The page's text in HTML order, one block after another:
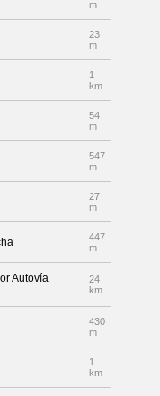
m
23
m
1
km
54
m
547
m
27
m
447
m
Autovía
24
km
430
m
1
km